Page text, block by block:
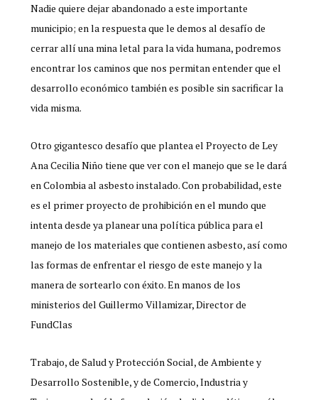
Nadie quiere dejar abandonado a este importante
municipio; en la respuesta que le demos al desafío de
cerrar allí una mina letal para la vida humana, podremos
encontrar los caminos que nos permitan entender que el
desarrollo económico también es posible sin sacrificar la
vida misma.
Otro gigantesco desafío que plantea el Proyecto de Ley
Ana Cecilia Niño tiene que ver con el manejo que se le dará
en Colombia al asbesto instalado. Con probabilidad, este
es el primer proyecto de prohibición en el mundo que
intenta desde ya planear una política pública para el
manejo de los materiales que contienen asbesto, así como
las formas de enfrentar el riesgo de este manejo y la
manera de sortearlo con éxito. En manos de los
ministerios del Guillermo Villamizar, Director de
FundClas
Trabajo, de Salud y Protección Social, de Ambiente y
Desarrollo Sostenible, y de Comercio, Industria y